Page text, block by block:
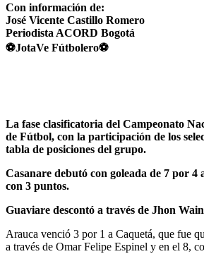
Con información de:
José Vicente Castillo Romero
Periodista ACORD Bogotá
⚽JotaVe Fútbolero⚽
La fase clasificatoria del Campeonato
de Fútbol, con la participación de los
tabla de posiciones del grupo.
Casanare debutó con goleada de 7 por
con 3 puntos.
Guaviare descontó a través de Jhon
Arauca venció 3 por 1 a Caquetá, que fue
a través de Omar Felipe Espinel y en el 8,